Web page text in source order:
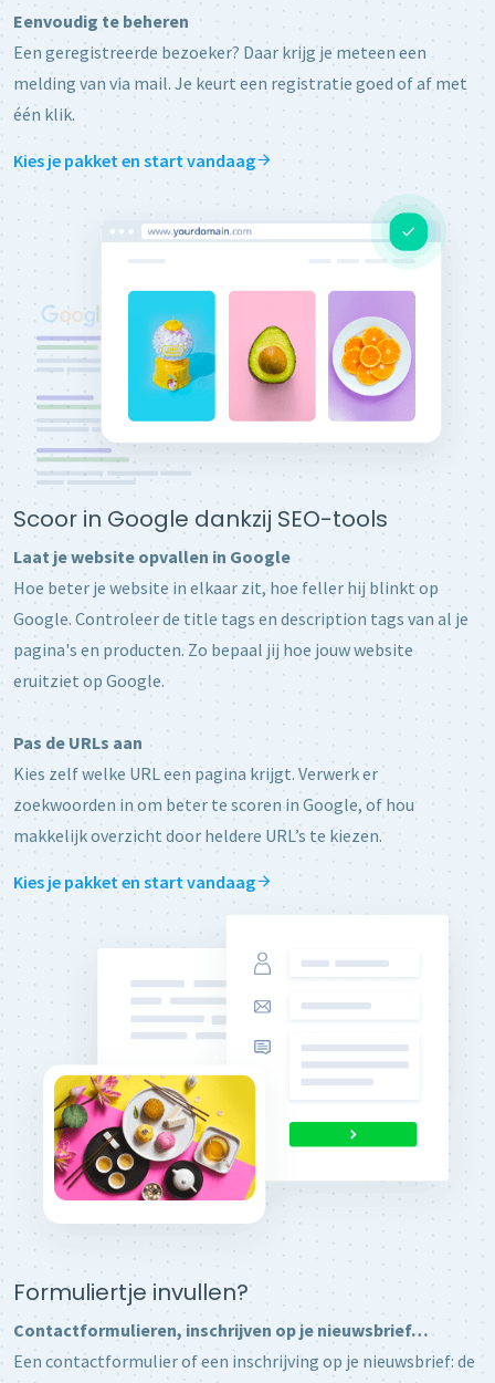
Eenvoudig te beheren
Een geregistreerde bezoeker? Daar krijg je meteen een
melding van via mail. Je keurt een registratie goed of af met
één klik.
Kies je pakket en start vandaag
Scoor in Google dankzij SEO-tools
Laat je website opvallen in Google
Hoe beter je website in elkaar zit, hoe feller hij blinkt op
Google. Controleer de title tags en description tags van al je
pagina's en producten. Zo bepaal jij hoe jouw website
eruitziet op Google.
Pas de URLs aan
Kies zelf welke URL een pagina krijgt. Verwerk er
zoekwoorden in om beter te scoren in Google, of hou
makkelijk overzicht door heldere URL’s te kiezen.
Kies je pakket en start vandaag
Formuliertje invullen?
Contactformulieren, inschrijven op je nieuwsbrief…
Een contactformulier of een inschrijving op je nieuwsbrief: de